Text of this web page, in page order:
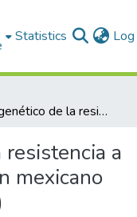
Statistics
Análisis genético de la resistencia a royas en trigo de origen mexicano (Trititicum aestivum L.)
a
mexicano